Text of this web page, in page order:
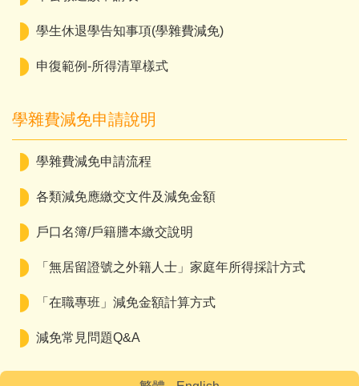
學生休退學告知事項(學雜費減免)
申復範例-所得清單樣式
學雜費減免申請說明
學雜費減免申請流程
各類減免應繳交文件及減免金額
戶口名簿/戶籍謄本繳交說明
「無居留證號之外籍人士」家庭年所得採計方式
「在職專班」減免金額計算方式
減免常見問題Q&A